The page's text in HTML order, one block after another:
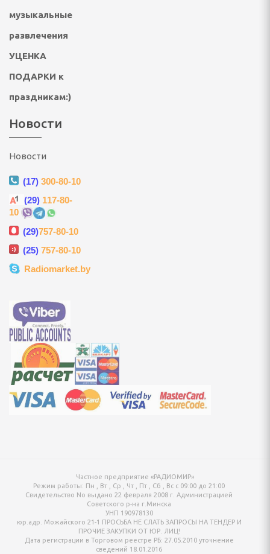
и
соковарки
и фруктов
сахарной
газовые шашлычницы
контейнеры
для упаковки
ДЛЯ
ОБРАБОТКИ
овощерезки
музыкальные
развлечения
УЦЕНКА
ПОДАРКИ к
праздникам:)
Новости
Новости
(17) 300-80-10
(29) 117-80-
10
(29)757-80-10
(25) 757-80-10
Radiomarket.by
Частное предприятие «РАДИОМИР»
Режим работы: Пн , Вт , Ср , Чт , Пт , Сб , Вс c 09:00 до 21:00
Свидетельство No выдано 22 февраля 2008 г. Администрацией
Советского р-на г.Минска
УНП 190978130
юр.адр. Можайского 21-1 ПРОСЬБА НЕ СЛАТЬ ЗАПРОСЫ НА ТЕНДЕР И
ПРОЧИЕ ЗАКУПКИ ОТ ЮР. ЛИЦ!
Дата регистрации в Торговом реестре РБ: 27.05.2010 уточнение
сведений 18.01.2016